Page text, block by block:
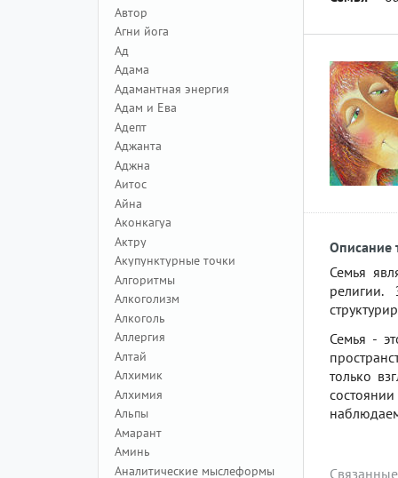
Автор
Агни йога
Ад
Адама
Адамантная энергия
Адам и Ева
Адепт
Аджанта
Аджна
Аитос
Айна
Аконкагуа
Актру
Акупунктурные точки
Алгоритмы
Алкоголизм
Алкоголь
Аллергия
Алтай
Алхимик
Алхимия
Альпы
Амарант
Аминь
Аналитические мыслеформы
Описание
Семья
Семья -
только